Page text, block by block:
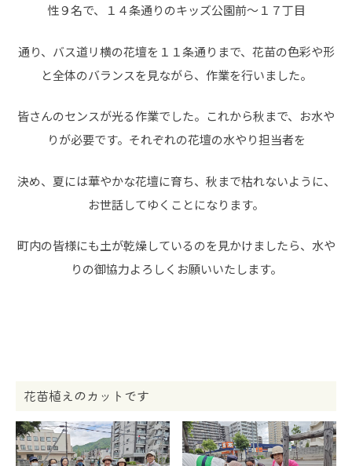
性９名で、１４条通りのキッズ公園前～１７丁目
通り、バス道リ横の花壇を１１条通りまで、花苗の色彩や形
と全体のバランスを見ながら、作業を行いました。
皆さんのセンスが光る作業でした。これから秋まで、お水や
りが必要です。それぞれの花壇の水やり担当者を
決め、夏には華やかな花壇に育ち、秋まで枯れないように、
お世話してゆくことになります。
町内の皆様にも土が乾燥しているのを見かけましたら、水や
りの御協力よろしくお願いいたします。
花苗植えのカットです